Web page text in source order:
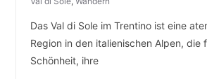
Das Val di Sole im Trentino ist eine
Region in den italienischen Alpen, die
Schönheit, ihre